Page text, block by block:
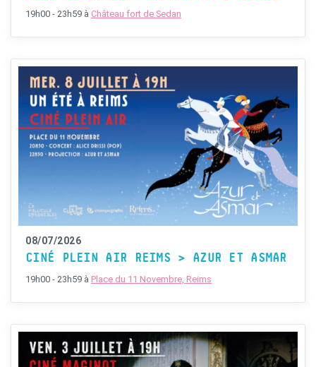
19h00 - 23h59 à Château fort de Sedan
08/07/2026
CINÉ PLEIN AIR REIMS > AZUR ET ASMAR
19h00 - 23h59 à Place du 11 Novembre, Reims